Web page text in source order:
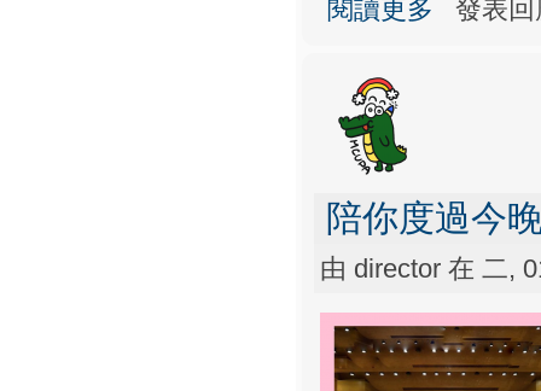
閱讀更多
發表
陪你度過今
由 director在 二,